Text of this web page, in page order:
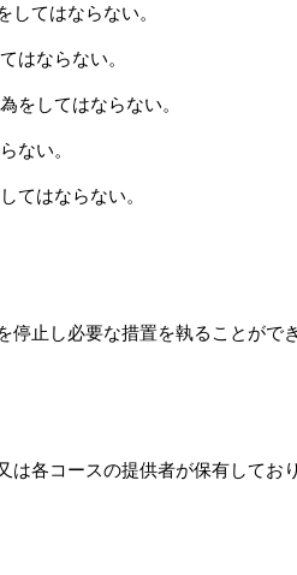
てはならない。
はならない。
をしてはならない。
ない。
てはならない。
止し必要な措置を執ることがで
各コースの提供者が保有してお